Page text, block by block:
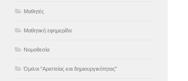
Μαθητές
Μαθητική εφημερίδα
Νομοθεσία
Όμιλοι "Αριστείας και δημιουργικότητας"